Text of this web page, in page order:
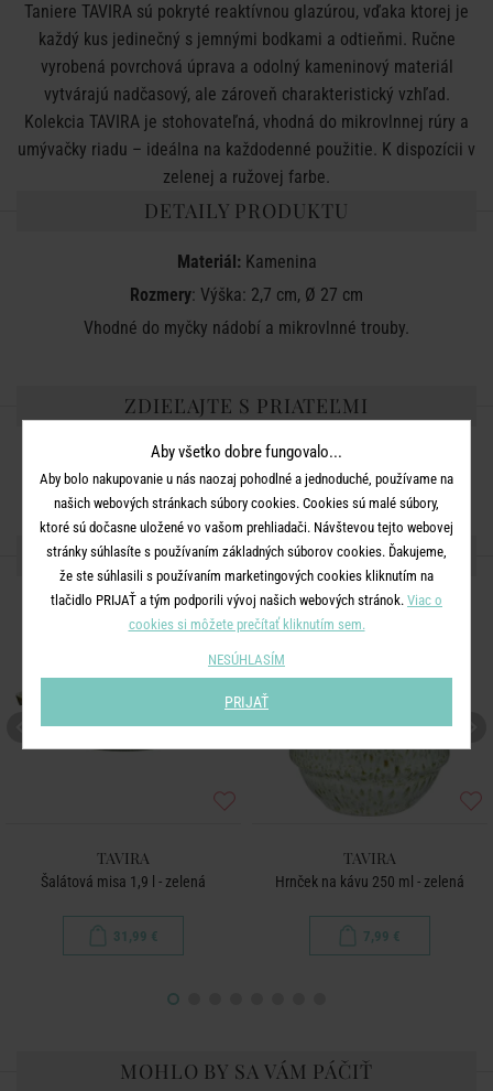
Taniere TAVIRA sú pokryté reaktívnou glazúrou, vďaka ktorej je
každý kus jedinečný s jemnými bodkami a odtieňmi. Ručne
vyrobená povrchová úprava a odolný kameninový materiál
vytvárajú nadčasový, ale zároveň charakteristický vzhľad.
Kolekcia TAVIRA je stohovateľná, vhodná do mikrovlnnej rúry a
umývačky riadu – ideálna na každodenné použitie. K dispozícii v
zelenej a ružovej farbe.
DETAILY PRODUKTU
Materiál:Kamenina
Rozmery: Výška: 2,7 cm, Ø 27 cm
Vhodné do myčky nádobí a mikrovlnné trouby.
ZDIEĽAJTE S PRIATEĽMI
ĎALŠIE PRODUKTY ZO SÉRIE
TAVIRA
Šalátová misa 1,9 l - zelená
31,99 €
TAVIRA
Hrnček na kávu 250 ml - zelená
7,99 €
MOHLO BY SA VÁM PÁČIŤ
Aby všetko dobre fungovalo...
Aby bolo nakupovanie u nás naozaj pohodlné a jednoduché, používame na
našich webových stránkach súbory cookies. Cookies sú malé súbory,
ktoré sú dočasne uložené vo vašom prehliadači. Návštevou tejto webovej
stránky súhlasíte s používaním základných súborov cookies. Ďakujeme,
že ste súhlasili s používaním marketingových cookies kliknutím na
tlačidlo PRIJAŤ a tým podporili vývoj našich webových stránok. Viac o
cookies si môžete prečítať kliknutím sem.
NESÚHLASÍM
PRIJAŤ